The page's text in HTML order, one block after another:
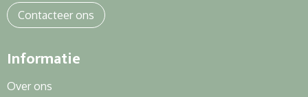
Contacteer ons
Informatie
Over ons